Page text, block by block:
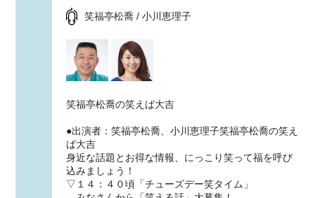
笑福亭松喬 / 小川恵理子
笑福亭松喬の笑えば大吉
●出演者：笑福亭松喬、小川恵理子笑福亭松喬の笑え
ば大吉
身近な話題とお得な情報、にっこり笑って福を呼び
込みましょう！
▽１４：４０頃「チューズデー笑タイム」